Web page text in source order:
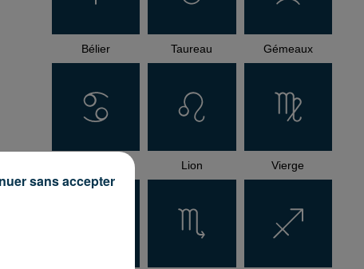
Bélier Taureau Gémeaux
Lion Vierge
sans accepter